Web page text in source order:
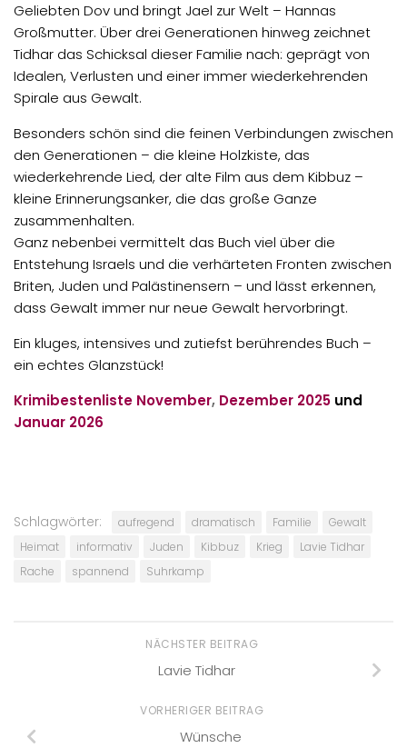
Geliebten Dov und bringt Jael zur Welt – Hannas
Großmutter. Über drei Generationen hinweg zeichnet
Tidhar das Schicksal dieser Familie nach: geprägt von
Idealen, Verlusten und einer immer wiederkehrenden
Spirale aus Gewalt.
Besonders schön sind die feinen Verbindungen zwischen
den Generationen – die kleine Holzkiste, das
wiederkehrende Lied, der alte Film aus dem Kibbuz –
kleine Erinnerungsanker, die das große Ganze
zusammenhalten.
Ganz nebenbei vermittelt das Buch viel über die
Entstehung Israels und die verhärteten Fronten zwischen
Briten, Juden und Palästinensern – und lässt erkennen,
dass Gewalt immer nur neue Gewalt hervorbringt.
Ein kluges, intensives und zutiefst berührendes Buch –
ein echtes Glanzstück!
Krimibestenliste November, Dezember 2025 und
Januar 2026
Schlagwörter: aufregend dramatisch Familie
Gewalt
Heimat
informativ Juden Kibbuz Krieg
Lavie Tidhar
Rache
spannend Suhrkamp
NÄCHSTER BEITRAG
Lavie Tidhar
VORHERIGER BEITRAG
Wünsche